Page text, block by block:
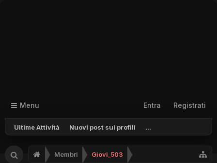
Menu
Ultime Attività Nuovi post sui profili ...
Entra Registrati
Membri Giovi_503